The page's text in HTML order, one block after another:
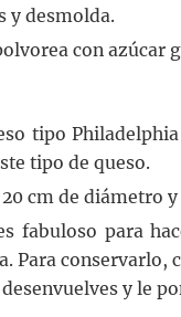
y desmolda.
con azúcar
tipo
tipo de queso.
cm de diámetro
fabuloso para
Para conservarlo,
y le